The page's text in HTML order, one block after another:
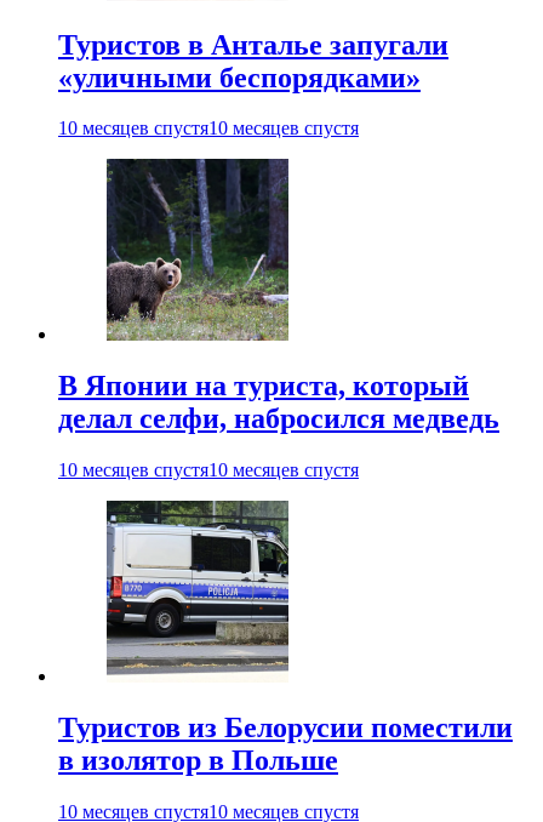
Туристов в Анталье запугали
«уличными беспорядками»
10 месяцев спустя10 месяцев спустя
В Японии на туриста, который
делал селфи, набросился медведь
10 месяцев спустя10 месяцев спустя
Туристов из Белорусии поместили
в изолятор в Польше
10 месяцев спустя10 месяцев спустя